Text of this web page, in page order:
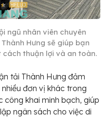
ngũ nhân viên chuyên
Hưng sẽ giúp bạn
cách thuận lợi và an toàn.
tải Thành Hưng đảm
đơn vị khác trong
công khai minh bạch, giúp
ngân sách cho việc di